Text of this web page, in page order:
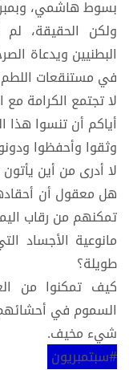
بسوط هاشمي،
ولكن الحقيقة،
البطنيين ويدعاة
في مستنقعات اللطم
لا تجتمع الكرامة مع
أياكم أن تنسوا هذا
وثقوا وأحفظوا
لا أدرى من أين
هل معقول أن
تمكنهم من رقاب
مانوعية الأجساد
طويلة؟
كيف تمكنوا من
السموم في
شيء مخيف.
#سبتمبريون